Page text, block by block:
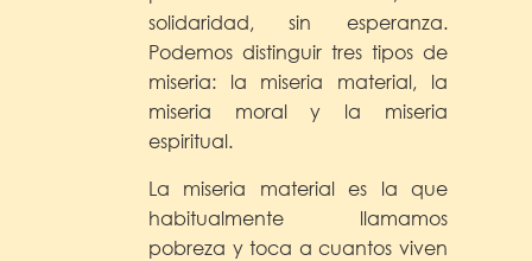
solidaridad, sin esperanza.
Podemos distinguir tres tipos de
miseria: la miseria material, la
miseria moral y la miseria
espiritual.
La miseria material es la que
habitualmente llamamos
pobreza y toca a cuantos viven